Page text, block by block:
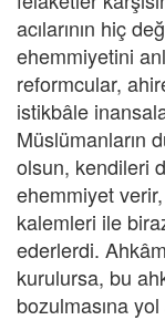
acılarının hiç
ehemmiyetini
reformcular,
istikbâle
Müslümanların
olsun, kendileri
ehemmiyet
kalemleri ile
ederlerdi.
kurulursa, bu
bozulmasına